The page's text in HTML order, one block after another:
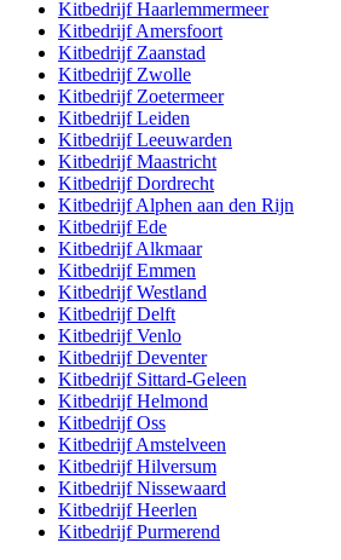
KitbedrijfHaarlemmermeer
KitbedrijfAmersfoort
Kitbedrijf Zaanstad
Kitbedrijf Zwolle
Kitbedrijf Zoetermeer
KitbedrijfLeiden
KitbedrijfLeeuwarden
KitbedrijfMaastricht
KitbedrijfDordrecht
KitbedrijfAlphen aan den Rijn
KitbedrijfEde
KitbedrijfAlkmaar
KitbedrijfEmmen
KitbedrijfWestland
KitbedrijfDelft
KitbedrijfVenlo
KitbedrijfDeventer
Kitbedrijf Sittard-Geleen
KitbedrijfHelmond
KitbedrijfOss
KitbedrijfAmstelveen
KitbedrijfHilversum
KitbedrijfNissewaard
KitbedrijfHeerlen
KitbedrijfPurmerend